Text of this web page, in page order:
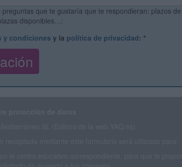
que te gustaría que te respondieran: plazos de
disponibles…:
y condiciones y la política de privacidad: *